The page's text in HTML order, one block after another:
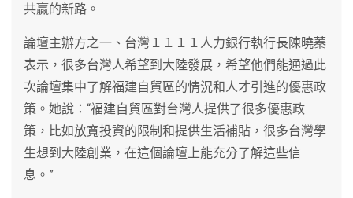
共贏的新路。
論壇主辦方之一、台灣１１１１人力銀行執行長陳曉蓁
表示，很多台灣人希望到大陸發展，希望他們能通過此
次論壇集中了解福建自貿區的情況和人才引進的優惠政
策。她說：“福建自貿區對台灣人提供了很多優惠政
策，比如放寬投資的限制和提供生活補貼，很多台灣學
生想到大陸創業，在這個論壇上能充分了解這些信
息。”